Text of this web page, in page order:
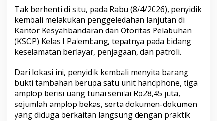
a
k
D
u
g
a
K
o
r
p
s
Tak berhenti di situ, pada Rabu (8/4/2026), penyidik
kembali melakukan penggeledahan lanjutan di
Kantor Kesyahbandaran dan Otoritas Pelabuhan
(KSOP) Kelas I Palembang, tepatnya pada bidang
keselamatan berlayar, penjagaan, dan patroli.
Dari lokasi ini, penyidik kembali menyita barang
bukti tambahan berupa satu unit handphone, tiga
amplop berisi uang tunai senilai Rp28,45 juta,
sejumlah amplop bekas, serta dokumen-dokumen
yang diduga berkaitan langsung dengan praktik